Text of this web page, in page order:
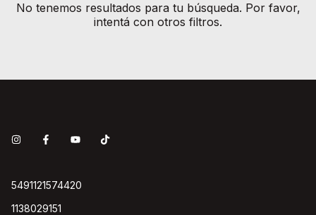
No tenemos resultados para tu búsqueda. Por favor,
intentá con otros filtros.
5491121574420
1138029151